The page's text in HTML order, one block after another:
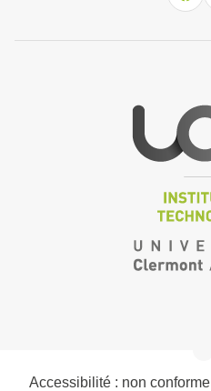
Accessibilité : non conforme